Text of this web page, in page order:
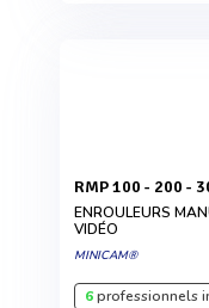
RMP 100 - 200 -
ENROULEURS
VIDÉO
MINICAM®
6professionnels